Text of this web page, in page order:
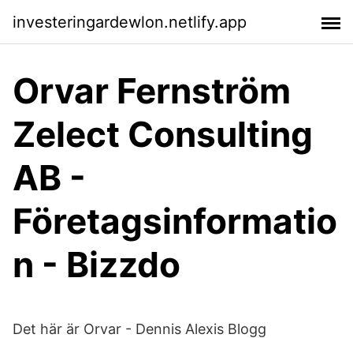
investeringardewlon.netlify.app
Orvar Fernström
Zelect Consulting
AB -
Företagsinformatio
n - Bizzdo
Det här är Orvar - Dennis Alexis Blogg